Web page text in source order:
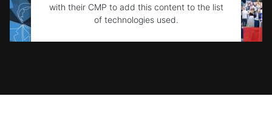
with their CMP to add this content to the list
of technologies used.
Powered byUsercentrics Consent